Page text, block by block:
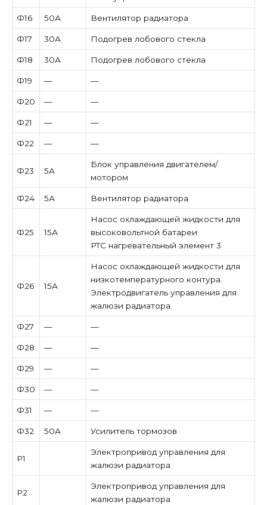
Ф16 50А Вентилятор радиатора
Ф17 30А Подогрев лобового стекла
Ф18 30А Подогрев лобового стекла
Ф19 — —
Ф20 — —
Ф21 — —
Ф22 — —
Ф23 5А
Блок управления двигателем/
мотором
Ф24 5А Вентилятор радиатора
Ф25 15А
Насос охлаждающей жидкости для
высоковольтной батареи
PTC нагревательный элемент 3
Ф26 15А
Насос охлаждающей жидкости для
низкотемпературного контура.
Электродвигатель управления для
жалюзи радиатора.
Ф27 — —
Ф28 — —
Ф29 — —
Ф30 — —
Ф31 — —
Ф32 50А Усилитель тормозов
Р1
Электропривод управления для
жалюзи радиатора
Р2
Электропривод управления для
жалюзи радиатора